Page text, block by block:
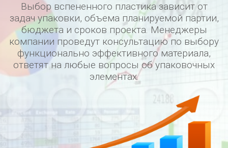
Выбор вспененного пластика зависит от
задач упаковки, объема планируемой партии,
бюджета и сроков проекта. Менеджеры
компании проведут консультацию по выбору
функционально эффективного материала,
ответят на любые вопросы об упаковочных
элементах.